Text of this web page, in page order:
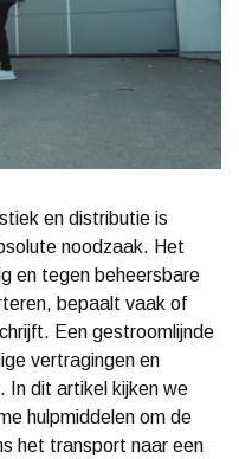
en distributie is
noodzaak. Het
en tegen beheersbare
bepaalt vaak of
Een gestroomlijnde
vertragingen en
In dit artikel kijken we
hulpmiddelen om de
het transport naar een